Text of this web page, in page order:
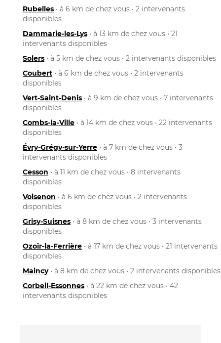
Rubelles • à 6 km de chez vous • 2 intervenants
disponibles
Dammarie-les-Lys • à 13 km de chez vous • 21
intervenants disponibles
Solers • à 5 km de chez vous • 2 intervenants disponibles
Coubert • à 6 km de chez vous • 2 intervenants
disponibles
Vert-Saint-Denis • à 9 km de chez vous • 7 intervenants
disponibles
Combs-la-Ville • à 14 km de chez vous • 22 intervenants
disponibles
Évry-Grégy-sur-Yerre • à 7 km de chez vous • 3
intervenants disponibles
Cesson • à 11 km de chez vous • 8 intervenants
disponibles
Voisenon • à 6 km de chez vous • 2 intervenants
disponibles
Grisy-Suisnes • à 8 km de chez vous • 3 intervenants
disponibles
Ozoir-la-Ferrière • à 17 km de chez vous • 21 intervenants
disponibles
Maincy• à 8 km de chez vous • 2 intervenants disponibles
Corbeil-Essonnes • à 22 km de chez vous • 42
intervenants disponibles